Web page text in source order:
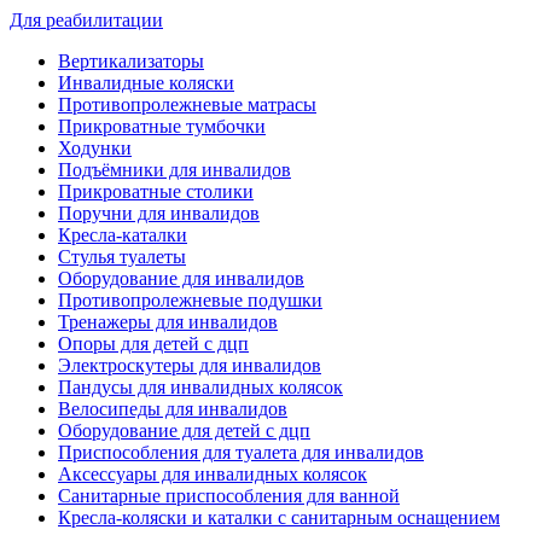
Для реабилитации
Вертикализаторы
Инвалидные коляски
Противопролежневые матрасы
Прикроватные тумбочки
Ходунки
Подъёмники для инвалидов
Прикроватные столики
Поручни для инвалидов
Кресла-каталки
Стулья туалеты
Оборудование для инвалидов
Противопролежневые подушки
Тренажеры для инвалидов
Опоры для детей с дцп
Электроскутеры для инвалидов
Пандусы для инвалидных колясок
Велосипеды для инвалидов
Оборудование для детей с дцп
Приспособления для туалета для инвалидов
Аксессуары для инвалидных колясок
Санитарные приспособления для ванной
Кресла-коляски и каталки с санитарным оснащением